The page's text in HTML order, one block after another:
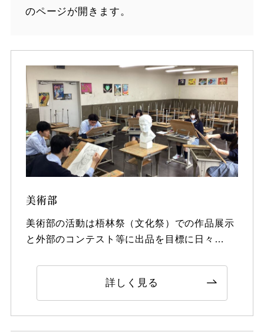
のページが開きます。
美術部
美術部の活動は梧林祭（文化祭）での作品展示
と外部のコンテスト等に出品を目標に日々…
詳しく見る